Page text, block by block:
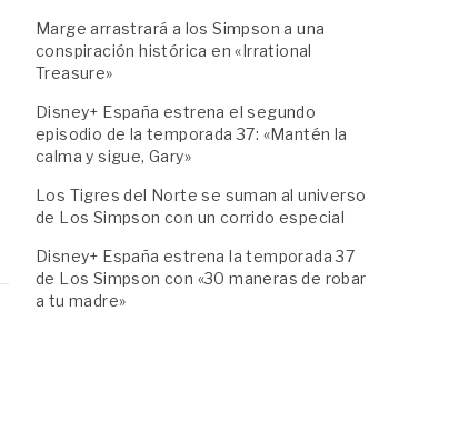
Marge arrastrará a los Simpson a una
conspiración histórica en «Irrational
Treasure»
Disney+ España estrena el segundo
episodio de la temporada 37: «Mantén la
calma y sigue, Gary»
Los Tigres del Norte se suman al universo
de Los Simpson con un corrido especial
Disney+ España estrena la temporada 37
de Los Simpson con «30 maneras de robar
a tu madre»